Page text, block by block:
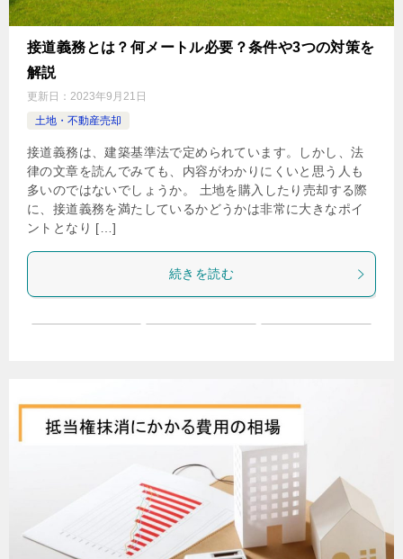
接道義務とは？何メートル必要？条件や3つの対策を
解説
更新日： 2023年9月21日
土地・不動産売却
接道義務は、建築基準法で定められています。しかし、法
律の文章を読んでみても、内容がわかりにくいと思う人も
多いのではないでしょうか。 土地を購入したり売却する際
に、接道義務を満たしているかどうかは非常に大きなポイ
ントとなり […]
続きを読む